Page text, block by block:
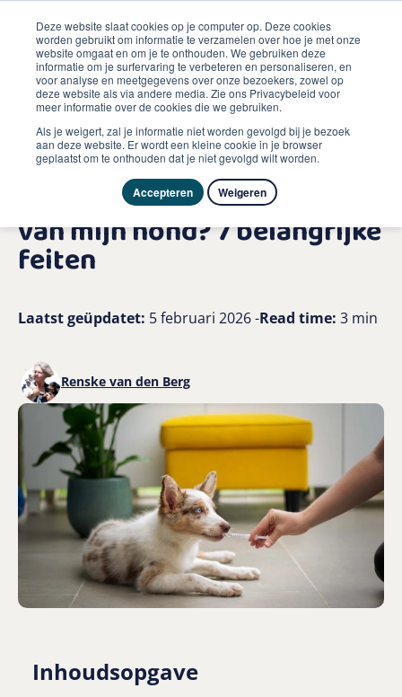
Deze website slaat cookies op je computer op. Deze cookies
worden gebruikt om informatie te verzamelen over hoe je met onze
website omgaat en om je te onthouden. We gebruiken deze
informatie om je surfervaring te verbeteren en personaliseren, en
voor analyse en meetgegevens over onze bezoekers, zowel op
deze website als via andere media. Zie ons Privacybeleid voor
meer informatie over de cookies die we gebruiken.
Als je weigert, zal je informatie niet worden gevolgd bij je bezoek
aan deze website. Er wordt een kleine cookie in je browser
geplaatst om te onthouden dat je niet gevolgd wilt worden.
Accepteren Weigeren
Hond
Welke invloed heeft antibiotica op de ontlasting van mijn
Welke invloed heeft
antibiotica op de ontlasting
van mijn hond? 7 belangrijke
feiten
Laatst geüpdatet: 5 februari 2026 -Read time: 3 min
Renske van den Berg
Inhoudsopgave